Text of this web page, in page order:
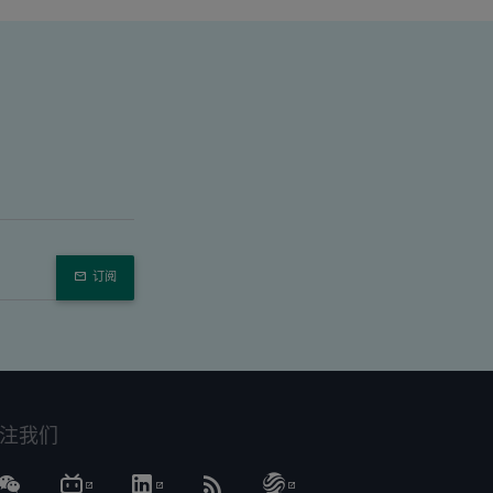
订阅
我们